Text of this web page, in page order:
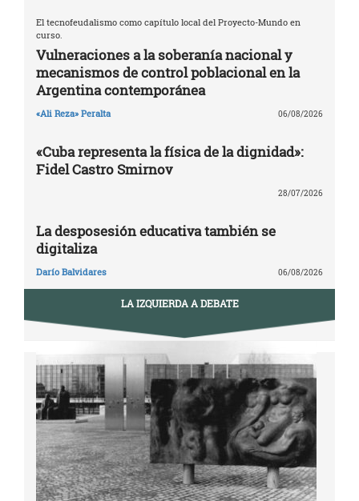
El tecnofeudalismo como capítulo local del Proyecto-Mundo en
curso.
Vulneraciones a la soberanía nacional y
mecanismos de control poblacional en la
Argentina contemporánea
«Ali Reza» Peralta 06/08/2026
«Cuba representa la física de la dignidad»:
Fidel Castro Smirnov
28/07/2026
La desposesión educativa también se
digitaliza
Darío Balvidares 06/08/2026
LA IZQUIERDA A DEBATE